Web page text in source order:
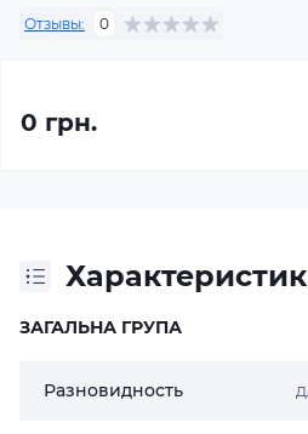
Отзывы: 0
0 грн.
ЗАГАЛЬНА ГРУПА
Разновидность